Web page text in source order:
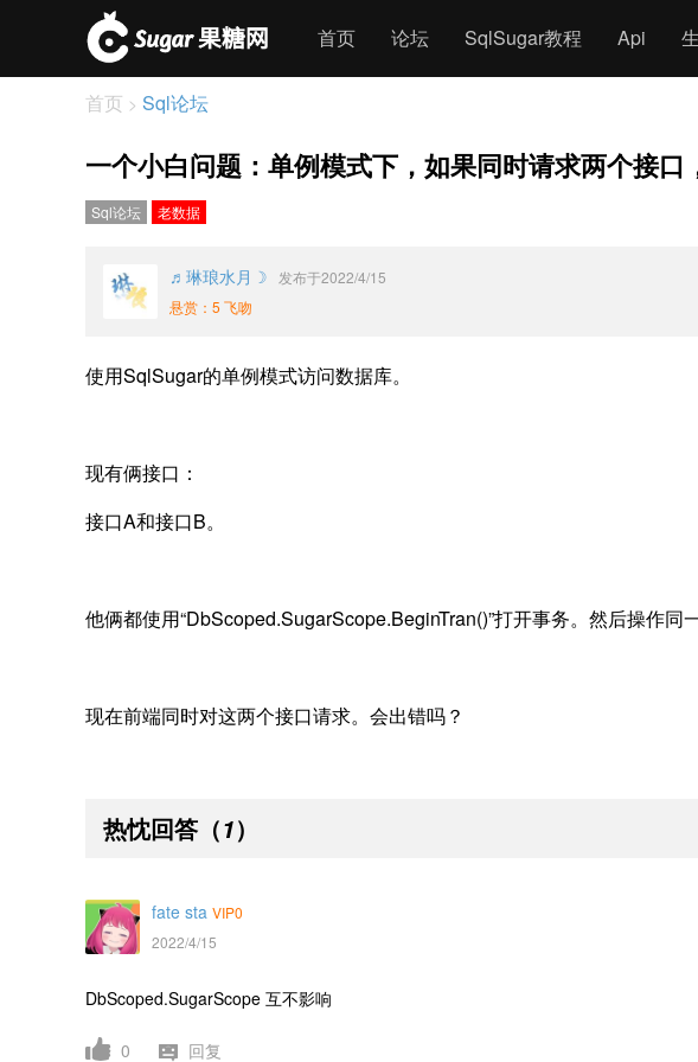
首页 论坛 SqlSugar教程 Api
首页 > Sql论坛
一个小白问题：单例模式下，如果同时请求两个接口
Sql论坛 老数据
♬琳琅水月☽
发布于2022/4/15
悬赏：5 飞吻
使用SqlSugar的单例模式访问数据库。
现有俩接口：
接口A和接口B。
他俩都使用“DbScoped.SugarScope.BeginTran()”打开事务。然后操作同一
现在前端同时对这两个接口请求。会出错吗？
热忱回答 （1）
fate sta VIP0
2022/4/15
DbScoped.SugarScope 互不影响
0 回复